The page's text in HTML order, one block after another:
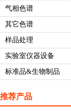
气相色谱
其它色谱
样品处理
实验室仪器设备
标准品&生物制品
推荐产品